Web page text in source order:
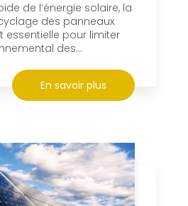
de l’énergie solaire, la
des panneaux
essentielle pour limiter
des...
En savoir plus